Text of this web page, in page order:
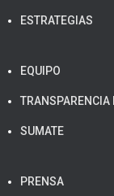
TEMAS
EQUIPO
TRANSPARENCIA